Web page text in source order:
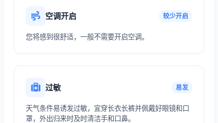
空调开启 较少开启
您将感到很舒适，一般不需要开启空调。
过敏 易发
天气条件易诱发过敏，宜穿长衣长裤并佩戴好眼镜和口
罩，外出归来时及时清洁手和口鼻。